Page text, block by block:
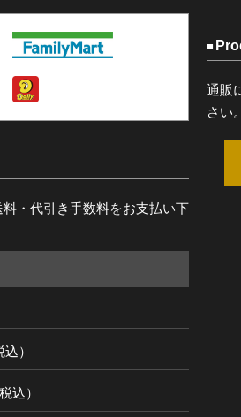
・代引き手数料をお支払い下
）
込）
通販
さい。